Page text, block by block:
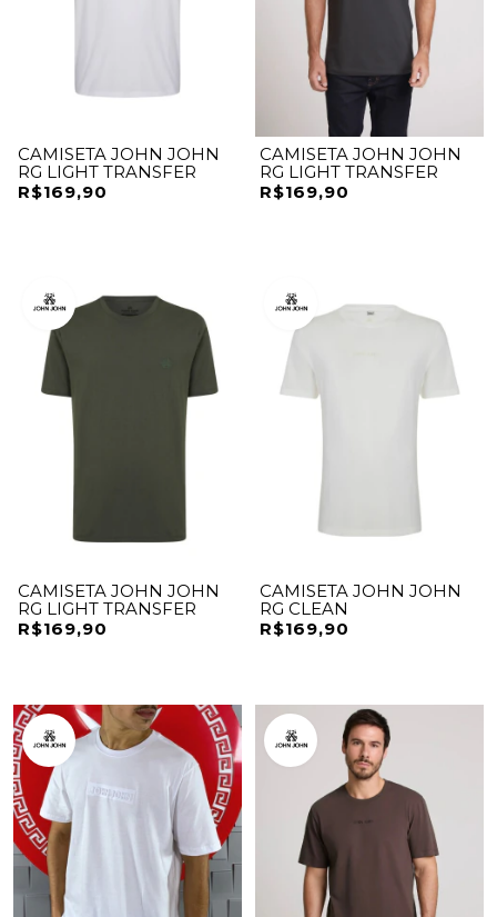
CAMISETA JOHN JOHN
RG LIGHT TRANSFER
R$169,90
CAMISETA JOHN JOHN
RG LIGHT TRANSFER
R$169,90
CAMISETA JOHN JOHN
RG LIGHT TRANSFER
R$169,90
CAMISETA JOHN JOHN
RG CLEAN
R$169,90